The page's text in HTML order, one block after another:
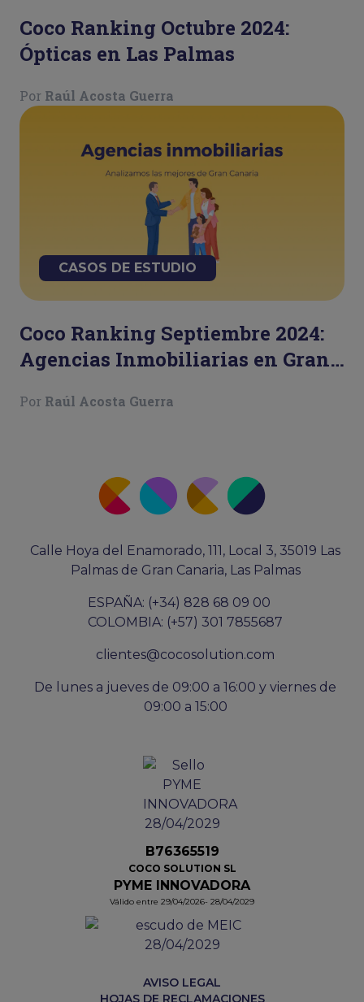
Coco Ranking Octubre 2024:
Ópticas en Las Palmas
Por Raúl Acosta Guerra
CASOS DE ESTUDIO
Coco Ranking Septiembre 2024:
Agencias Inmobiliarias en Gran
Por Raúl Acosta Guerra
Calle Hoya del Enamorado, 111, Local 3, 35019 Las
Palmas de Gran Canaria, Las Palmas
ESPAÑA: (+34) 828 68 09 00
COLOMBIA: (+57) 301 7855687
clientes@cocosolution.com
De lunes a jueves de 09:00 a 16:00 y viernes de
09:00 a 15:00
B76365519
COCO SOLUTION SL
PYME INNOVADORA
Válido entre 29/04/2026- 28/04/2029
AVISO LEGAL
HOJAS DE RECLAMACIONES